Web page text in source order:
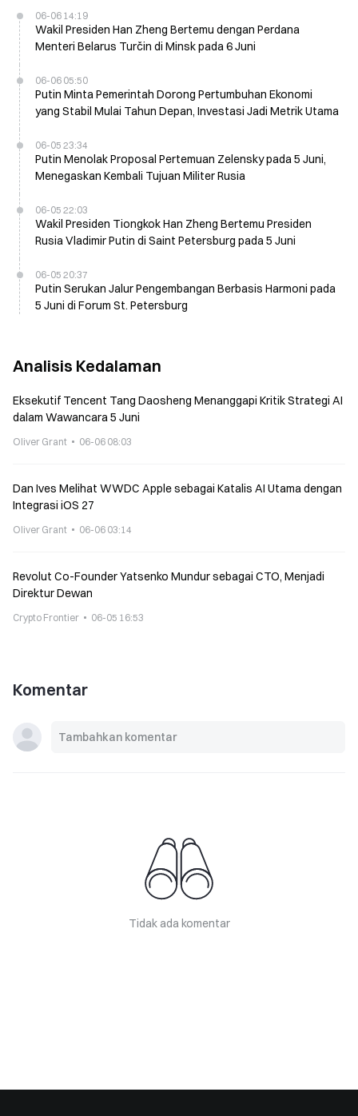
06-06 14:19
Wakil Presiden Han Zheng Bertemu dengan Perdana
Menteri Belarus Turčin di Minsk pada 6 Juni
06-06 05:50
Putin Minta Pemerintah Dorong Pertumbuhan Ekonomi
yang Stabil Mulai Tahun Depan, Investasi Jadi Metrik Utama
06-05 23:34
Putin Menolak Proposal Pertemuan Zelensky pada 5 Juni,
Menegaskan Kembali Tujuan Militer Rusia
06-05 22:03
Wakil Presiden Tiongkok Han Zheng Bertemu Presiden
Rusia Vladimir Putin di Saint Petersburg pada 5 Juni
06-05 20:37
Putin Serukan Jalur Pengembangan Berbasis Harmoni pada
5 Juni di Forum St. Petersburg
Analisis Kedalaman
Eksekutif Tencent Tang Daosheng Menanggapi Kritik Strategi AI
dalam Wawancara 5 Juni
Oliver Grant 06-06 08:03
Dan Ives Melihat WWDC Apple sebagai Katalis AI Utama dengan
Integrasi iOS 27
Oliver Grant 06-06 03:14
Revolut Co-Founder Yatsenko Mundur sebagai CTO, Menjadi
Direktur Dewan
Crypto Frontier 06-05 16:53
Komentar
Tidak ada komentar